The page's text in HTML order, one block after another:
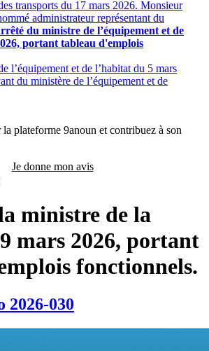
transports du 17 mars 2026. Monsieur
administrateur représentant du
du ministre de l’équipement et de
portant tableau d'emplois
l’équipement et de l’habitat du 5 mars
du ministère de l’équipement et de
plateforme 9anoun et contribuez à son
Je donne mon avis
ministre de la
mars 2026, portant
fonctionnels.
2026-030